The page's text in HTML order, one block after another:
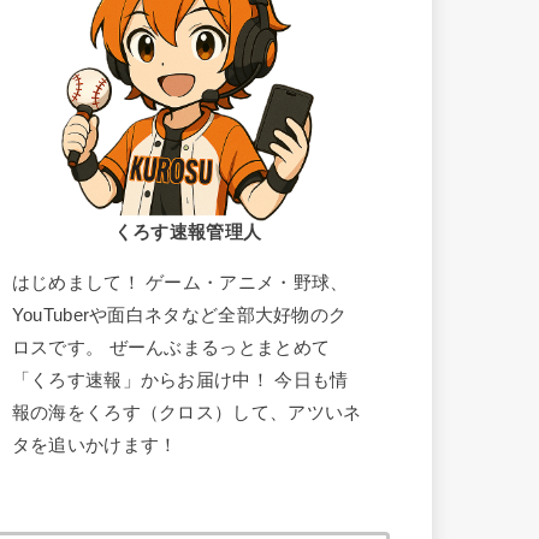
くろす速報管理人
はじめまして！ ゲーム・アニメ・野球、
YouTuberや面白ネタなど全部大好物のク
ロスです。 ぜーんぶまるっとまとめて
「くろす速報」からお届け中！ 今日も情
報の海をくろす（クロス）して、アツいネ
タを追いかけます！